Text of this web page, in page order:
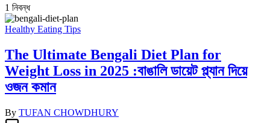
1 নিবন্ধ
Healthy Eating Tips
The Ultimate Bengali Diet Plan for
Weight Loss in 2025 :বাঙালি ডায়েট প্ল্যান দিয়ে
ওজন কমান
By TUFAN CHOWDHURY